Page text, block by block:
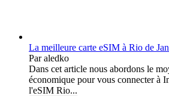
La meilleure carte eSIM à Rio de
Par aledko
Dans cet article nous abordons le
économique pour vous connecter à
l'eSIM Rio...